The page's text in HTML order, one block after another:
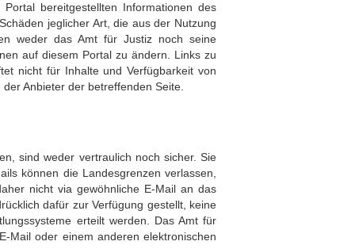
bereitgestellten Informationen des
jeglicher Art, die aus der Nutzung
weder das Amt für Justiz noch seine
auf diesem Portal zu ändern. Links zu
nicht für Inhalte und Verfügbarkeit von
Anbieter der betreffenden Seite.
sind weder vertraulich noch sicher. Sie
können die Landesgrenzen verlassen,
nicht via gewöhnliche E-Mail an das
dafür zur Verfügung gestellt, keine
erteilt werden. Das Amt für
Mail oder einem anderen elektronischen